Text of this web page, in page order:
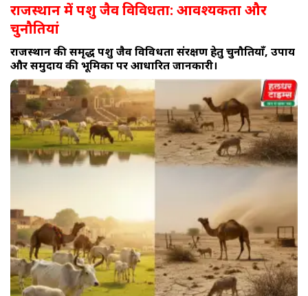
राजस्थान में पशु जैव विविधता: आवश्यकता और
चुनौतियां
राजस्थान की समृद्ध पशु जैव विविधता संरक्षण हेतु चुनौतियाँ, उपाय
और समुदाय की भूमिका पर आधारित जानकारी।